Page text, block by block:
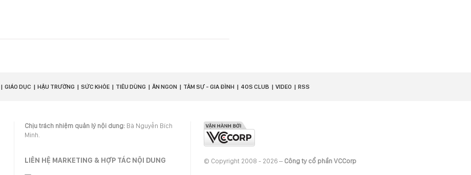
GIÁO DỤC HẬU TRƯỜNG SỨC KHỎE TIÊU DÙNG ĂN NGON TÂM SỰ - GIA ĐÌNH 40S CLUB VIDEO RSS
Chịu trách nhiệm quản lý nội dung: Bà Nguyễn Bích
Minh.
LIÊN HỆ MARKETING & HỢP TÁC NỘI DUNG © Copyright 2008 - 2026 – Công ty cổ phần VCCorp